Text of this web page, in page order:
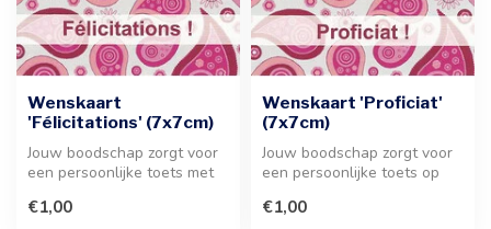
Wenskaart
'Félicitations' (7x7cm)
Jouw boodschap zorgt voor
een persoonlijke toets met
€1,00
Wenskaart 'Proficiat'
(7x7cm)
Jouw boodschap zorgt voor
een persoonlijke toets op
€1,00